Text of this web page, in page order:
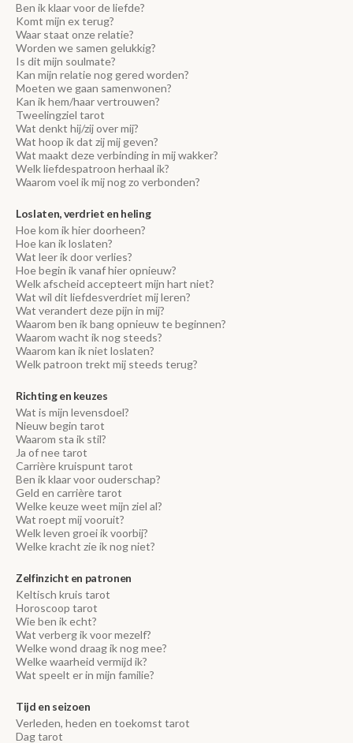
Ben ik klaar voor de liefde?
Komt mijn ex terug?
Waar staat onze relatie?
Worden we samen gelukkig?
Is dit mijn soulmate?
Kan mijn relatie nog gered worden?
Moeten we gaan samenwonen?
Kan ik hem/haar vertrouwen?
Tweelingziel tarot
Wat denkt hij/zij over mij?
Wat hoop ik dat zij mij geven?
Wat maakt deze verbinding in mij wakker?
Welk liefdespatroon herhaal ik?
Waarom voel ik mij nog zo verbonden?
Loslaten, verdriet en heling
Hoe kom ik hier doorheen?
Hoe kan ik loslaten?
Wat leer ik door verlies?
Hoe begin ik vanaf hier opnieuw?
Welk afscheid accepteert mijn hart niet?
Wat wil dit liefdesverdriet mij leren?
Wat verandert deze pijn in mij?
Waarom ben ik bang opnieuw te beginnen?
Waarom wacht ik nog steeds?
Waarom kan ik niet loslaten?
Welk patroon trekt mij steeds terug?
Richting en keuzes
Wat is mijn levensdoel?
Nieuw begin tarot
Waarom sta ik stil?
Ja of nee tarot
Carrière kruispunt tarot
Ben ik klaar voor ouderschap?
Geld en carrière tarot
Welke keuze weet mijn ziel al?
Wat roept mij vooruit?
Welk leven groei ik voorbij?
Welke kracht zie ik nog niet?
Zelfinzicht en patronen
Keltisch kruis tarot
Horoscoop tarot
Wie ben ik echt?
Wat verberg ik voor mezelf?
Welke wond draag ik nog mee?
Welke waarheid vermijd ik?
Wat speelt er in mijn familie?
Tijd en seizoen
Verleden, heden en toekomst tarot
Dag tarot